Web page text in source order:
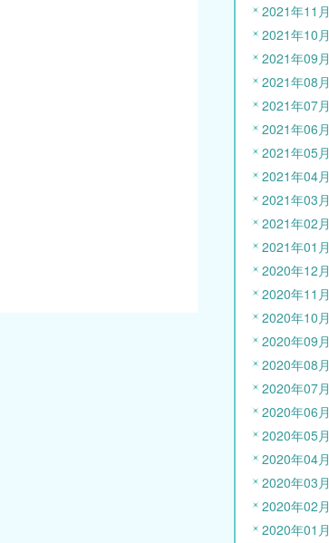
2021年11月
2021年10月
2021年09月
2021年08月
2021年07月
2021年06月
2021年05月
2021年04月
2021年03月
2021年02月
2021年01月
2020年12月
2020年11月
2020年10月
2020年09月
2020年08月
2020年07月
2020年06月
2020年05月
2020年04月
2020年03月
2020年02月
2020年01月